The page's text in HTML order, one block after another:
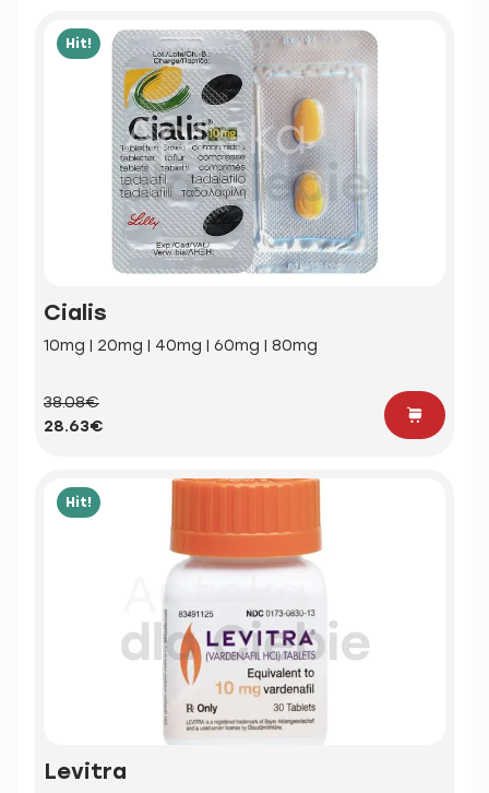
Hit!
Cialis
10mg | 20mg | 40mg | 60mg | 80mg
38.08€
28.63€
Hit!
Levitra